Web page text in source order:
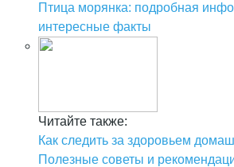
Птица морянка: подробная
интересные факты
Читайте также:
Как следить за здоровьем
Полезные советы и